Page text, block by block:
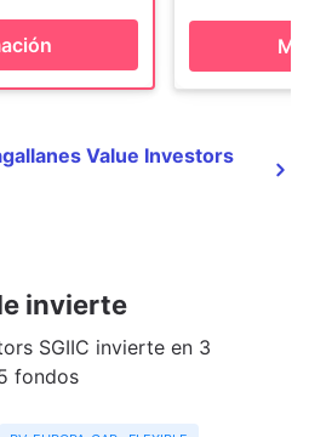
Value Investors
invierte
SGIIC invierte en 3
fondos